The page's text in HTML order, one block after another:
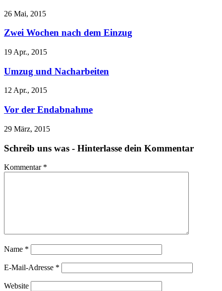
26 Mai, 2015
Zwei Wochen nach dem Einzug
19 Apr., 2015
Umzug und Nacharbeiten
12 Apr., 2015
Vor der Endabnahme
29 März, 2015
Schreib uns was - Hinterlasse dein Kommentar
Kommentar *
Name *
E-Mail-Adresse *
Website